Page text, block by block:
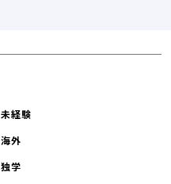
未経験
海外
独学